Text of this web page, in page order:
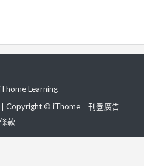
Learning
| Copyright © iThome
刊登廣告
款